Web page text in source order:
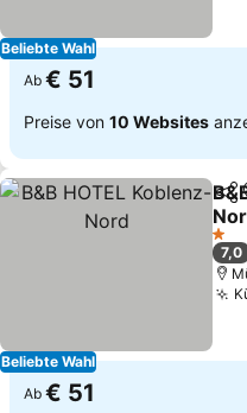
Beliebte Wahl
Ab € 51
Preise von 10 Websites
Beliebte Wahl
1
7,0
Ab € 51